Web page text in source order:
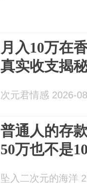
月入10万在
真实收支揭
次元君情感 2026-
普通人的存
50万也不是
坠入二次元的海洋